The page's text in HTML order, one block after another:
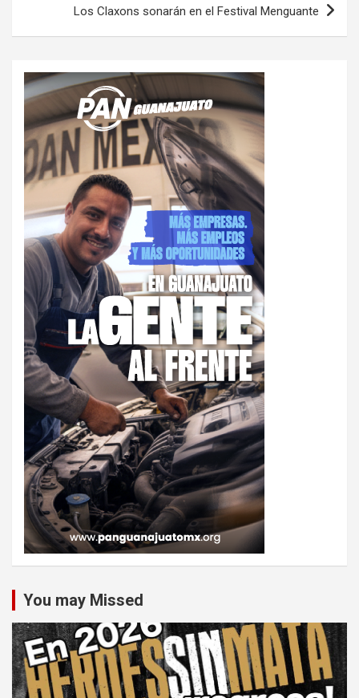
Los Claxons sonarán en el Festival Menguante
You may Missed